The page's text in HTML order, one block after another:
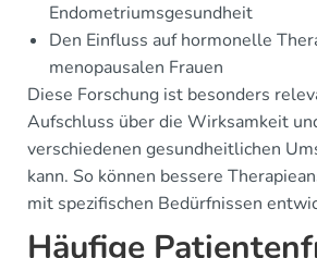
Endometriumsgesundheit
Den Einfluss auf hormonelle
menopausalen Frauen
Diese Forschung ist besonders
Aufschluss über die Wirksamkeit
verschiedenen gesundheitlichen
kann. So können bessere
mit spezifischen Bedürfnissen
Häufige